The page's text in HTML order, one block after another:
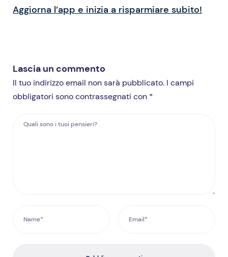
Aggiorna l’app e inizia a risparmiare subito!
Lascia un commento
Il tuo indirizzo email non sarà pubblicato. I campi
obbligatori sono contrassegnati con *